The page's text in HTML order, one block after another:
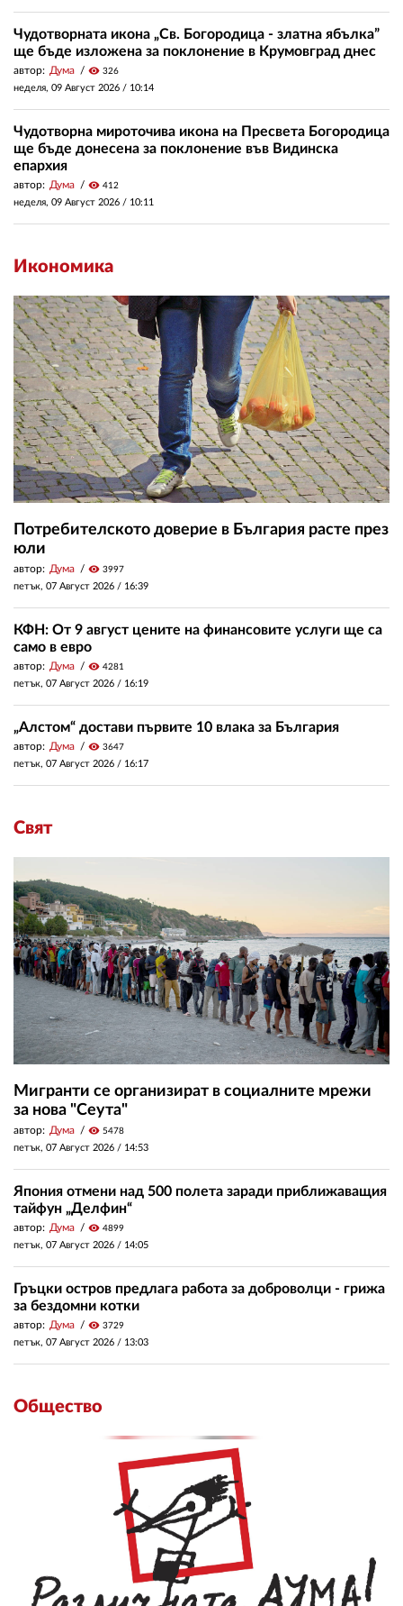
Чудотворната икона „Св. Богородица - златна ябълка”
ще бъде изложена за поклонение в Крумовград днес
автор: Дума visibility 326
неделя, 09 Август 2026 / 10:14
Чудотворна мироточива икона на Пресвета Богородица
ще бъде донесена за поклонение във Видинска
епархия
автор: Дума visibility 412
неделя, 09 Август 2026 / 10:11
Икономика
Потребителското доверие в България расте през
юли
автор: Дума visibility 3997
петък, 07 Август 2026 / 16:39
КФН: От 9 август цените на финансовите услуги ще са
само в евро
автор: Дума visibility 4281
петък, 07 Август 2026 / 16:19
„Алстом“ достави първите 10 влака за България
автор: Дума visibility 3647
петък, 07 Август 2026 / 16:17
Свят
Мигранти се организират в социалните мрежи
за нова "Сеута"
автор: Дума visibility 5478
петък, 07 Август 2026 / 14:53
Япония отмени над 500 полета заради приближаващия
тайфун „Делфин“
автор: Дума visibility 4899
петък, 07 Август 2026 / 14:05
Гръцки остров предлага работа за доброволци - грижа
за бездомни котки
автор: Дума visibility 3729
петък, 07 Август 2026 / 13:03
Общество